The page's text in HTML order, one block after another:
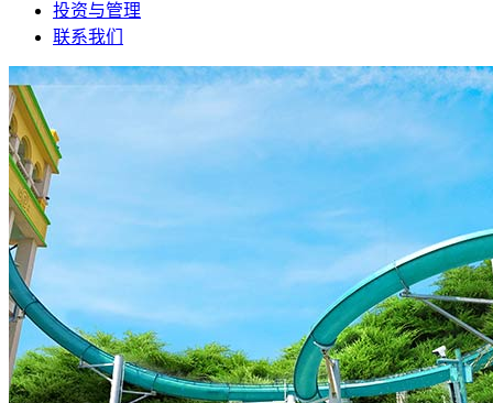
投资与管理
联系我们